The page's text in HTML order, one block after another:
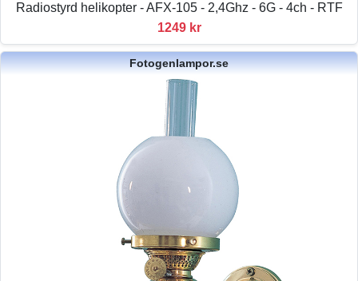
Radiostyrd helikopter - AFX-105 - 2,4Ghz - 6G - 4ch - RTF
1249 kr
Fotogenlampor.se